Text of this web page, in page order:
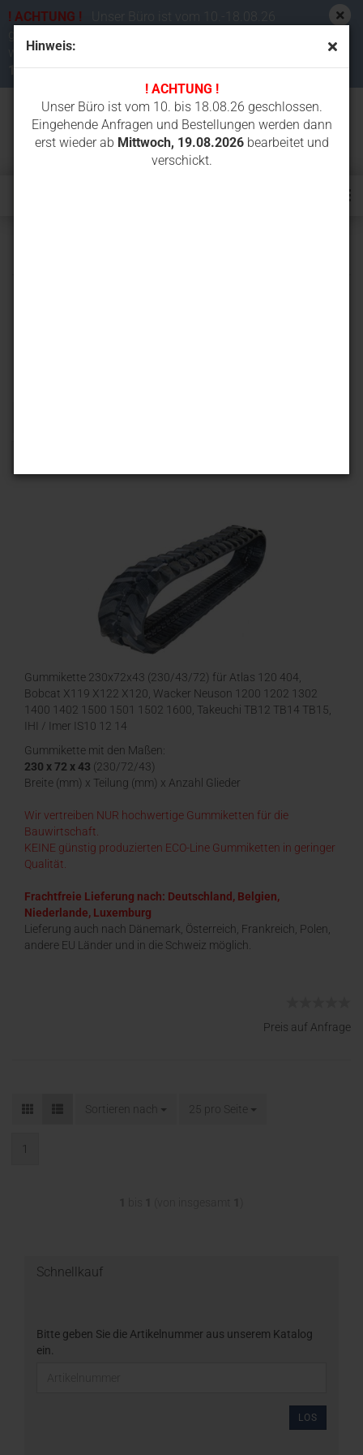
Hinweis:
! ACHTUNG !
Unser Büro ist vom 10. bis 18.08.26 geschlossen.
Eingehende Anfragen und Bestellungen werden dann
erst wieder ab Mittwoch, 19.08.2026bearbeitet und
verschickt.
! ACHTUNG !
Unser Büro ist vom 10.-18.08.26
werden dann erst wieder ab
19.08.2026bearbeitet und verschickt.
Gummikette 230x72x43 (230/43/72) für Atlas 120 404,
Bobcat X119 X122 X120, Wacker Neuson 1200 1202 1302
1400 1402 1500 1501 1502 1600, Takeuchi TB12 TB14 TB15,
IHI / Imer IS10 12 14
Gummikette mit den Maßen:
230 x 72 x 43 (230/72/43)
Breite (mm) x Teilung (mm) x Anzahl Glieder
Wir vertreiben NUR hochwertige Gummiketten für die
Bauwirtschaft.
KEINE günstig produzierten ECO-Line Gummiketten in geringer
Qualität.
Frachtfreie Lieferung nach: Deutschland, Belgien,
Niederlande, Luxemburg
Lieferung auch nach Dänemark, Österreich, Frankreich, Polen,
andere EU Länder und in die Schweiz möglich.
Preis auf Anfrage
Sortieren nach 25 pro Seite
1
Schnellkauf
Bitte geben Sie die Artikelnummer aus unserem Katalog
ein.
LOS